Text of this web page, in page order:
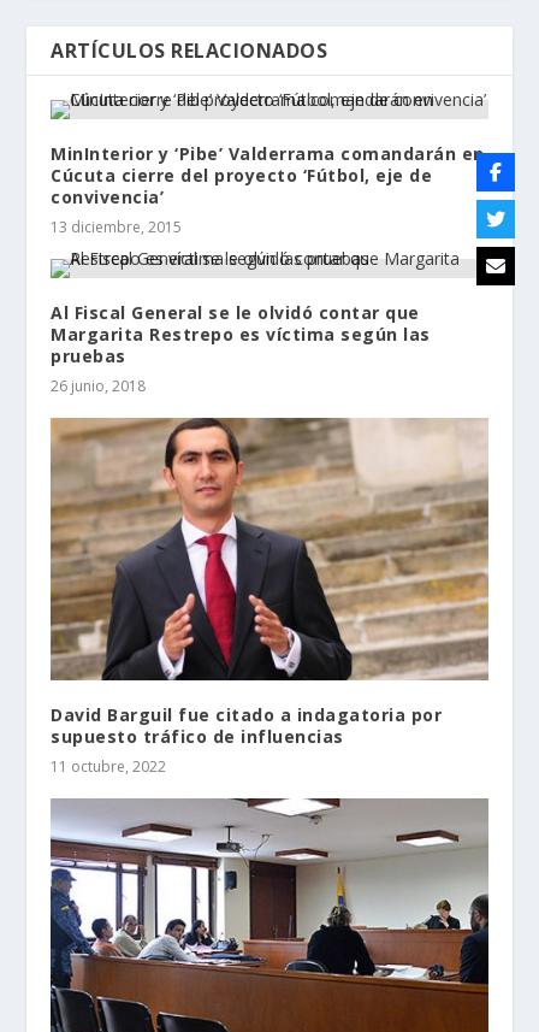
ARTÍCULOS RELACIONADOS
MinInterior y ‘Pibe’ Valderrama comandarán en
Cúcuta cierre del proyecto ‘Fútbol, eje de
convivencia’
13 diciembre, 2015
Al Fiscal General se le olvidó contar que
Margarita Restrepo es víctima según las
pruebas
26 junio, 2018
David Barguil fue citado a indagatoria por
supuesto tráfico de influencias
11 octubre, 2022